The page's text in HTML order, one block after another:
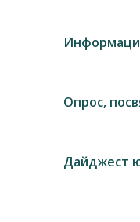
Опрос,
Дайджест